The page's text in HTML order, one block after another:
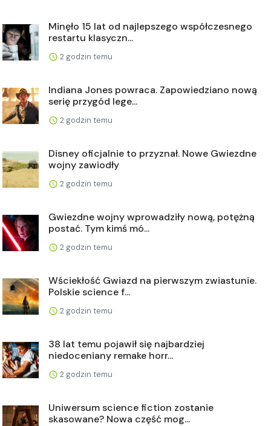
Minęło 15 lat od najlepszego współczesnego
restartu klasyczn...
2 godzin temu
Indiana Jones powraca. Zapowiedziano nową
serię przygód lege...
2 godzin temu
Disney oficjalnie to przyznał. Nowe Gwiezdne
wojny zawiodły
2 godzin temu
Gwiezdne wojny wprowadziły nową, potężną
postać. Tym kimś mó...
2 godzin temu
Wściekłość Gwiazd na pierwszym zwiastunie.
Polskie science f...
2 godzin temu
38 lat temu pojawił się najbardziej
niedoceniany remake horr...
2 godzin temu
Uniwersum science fiction zostanie
skasowane? Nowa część mog...